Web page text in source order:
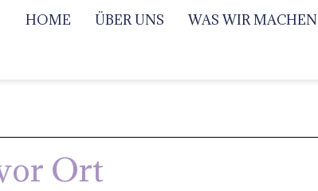
HOME ÜBER UNS WAS WIR MACHEN
Ort